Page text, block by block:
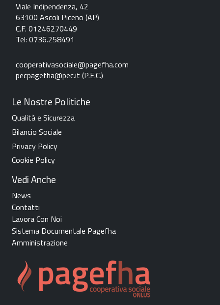
Viale Indipendenza, 42
63100 Ascoli Piceno (AP)
C.F. 01246270449
Tel: 0736.258491
cooperativasociale@pagefha.com
pecpagefha@pec.it (P.E.C.)
Le Nostre Politiche
Qualità e Sicurezza
Bilancio Sociale
Privacy Policy
Cookie Policy
Vedi Anche
News
Contatti
Lavora Con Noi
Sistema Documentale Pagefha
Amministrazione